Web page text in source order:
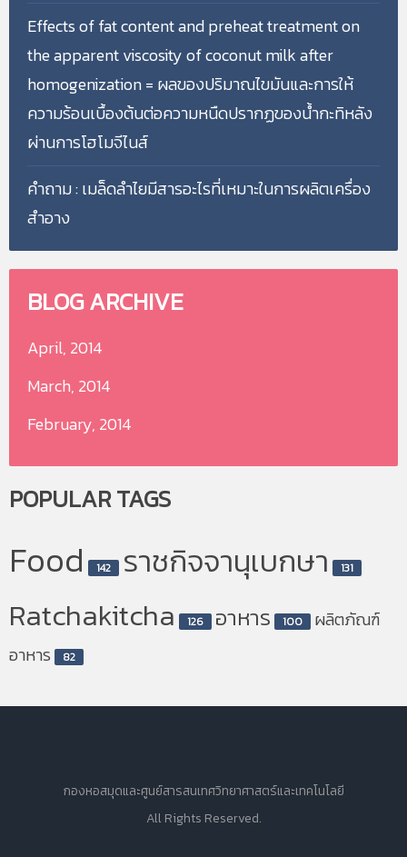
Effects of fat content and preheat treatment on
the apparent viscosity of coconut milk after
homogenization = ผลของปริมาณไขมันและการให้
ความร้อนเบื้องต้นต่อความหนืดปรากฏของน้ำกะทิหลัง
ผ่านการโฮโมจีไนส์
คำถาม : เมล็ดลำไยมีสารอะไรที่เหมาะในการผลิตเครื่อง
สำอาง
BLOGARCHIVE
April, 2014
March, 2014
February, 2014
POPULARTAGS
Food 142 ราชกิจจานุเบกษา 131
Ratchakitcha 126 อาหาร 100
ผลิตภัณฑ์
อาหาร
82
กองหอสมุดและศูนย์สารสนเทศวิทยาศาสตร์และเทคโนโลยี
All Rights Reserved.